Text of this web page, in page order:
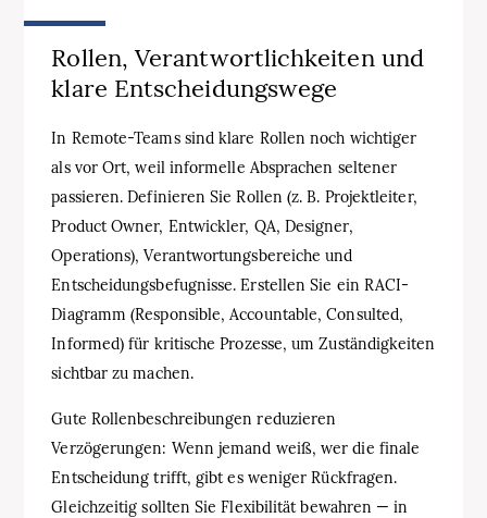
Rollen, Verantwortlichkeiten und
klare Entscheidungswege
In Remote-Teams sind klare Rollen noch wichtiger
als vor Ort, weil informelle Absprachen seltener
passieren. Definieren Sie Rollen (z. B. Projektleiter,
Product Owner, Entwickler, QA, Designer,
Operations), Verantwortungsbereiche und
Entscheidungsbefugnisse. Erstellen Sie ein RACI-
Diagramm (Responsible, Accountable, Consulted,
Informed) für kritische Prozesse, um Zuständigkeiten
sichtbar zu machen.
Gute Rollenbeschreibungen reduzieren
Verzögerungen: Wenn jemand weiß, wer die finale
Entscheidung trifft, gibt es weniger Rückfragen.
Gleichzeitig sollten Sie Flexibilität bewahren — in